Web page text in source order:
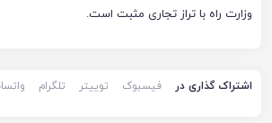
وزارت راه با تراز تجاری مثبت است.
اشتراک گذاری در فیسبوک توییتر تلگرام